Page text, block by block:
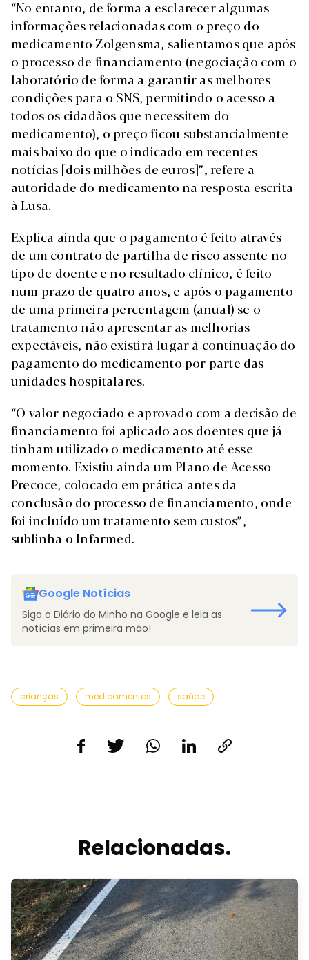
“No entanto, de forma a esclarecer algumas
informações relacionadas com o preço do
medicamento Zolgensma, salientamos que após
o processo de financiamento (negociação com o
laboratório de forma a garantir as melhores
condições para o SNS, permitindo o acesso a
todos os cidadãos que necessitem do
medicamento), o preço ficou substancialmente
mais baixo do que o indicado em recentes
notícias [dois milhões de euros]”, refere a
autoridade do medicamento na resposta escrita
à Lusa.
Explica ainda que o pagamento é feito através
de um contrato de partilha de risco assente no
tipo de doente e no resultado clínico, é feito
num prazo de quatro anos, e após o pagamento
de uma primeira percentagem (anual) se o
tratamento não apresentar as melhorias
expectáveis, não existirá lugar à continuação do
pagamento do medicamento por parte das
unidades hospitalares.
“O valor negociado e aprovado com a decisão de
financiamento foi aplicado aos doentes que já
tinham utilizado o medicamento até esse
momento. Existiu ainda um Plano de Acesso
Precoce, colocado em prática antes da
conclusão do processo de financiamento, onde
foi incluído um tratamento sem custos”,
sublinha o Infarmed.
Google Notícias
Siga o Diário do Minho na Google e leia as
notícias em primeira mão!
crianças medicamentos saúde
Relacionadas.